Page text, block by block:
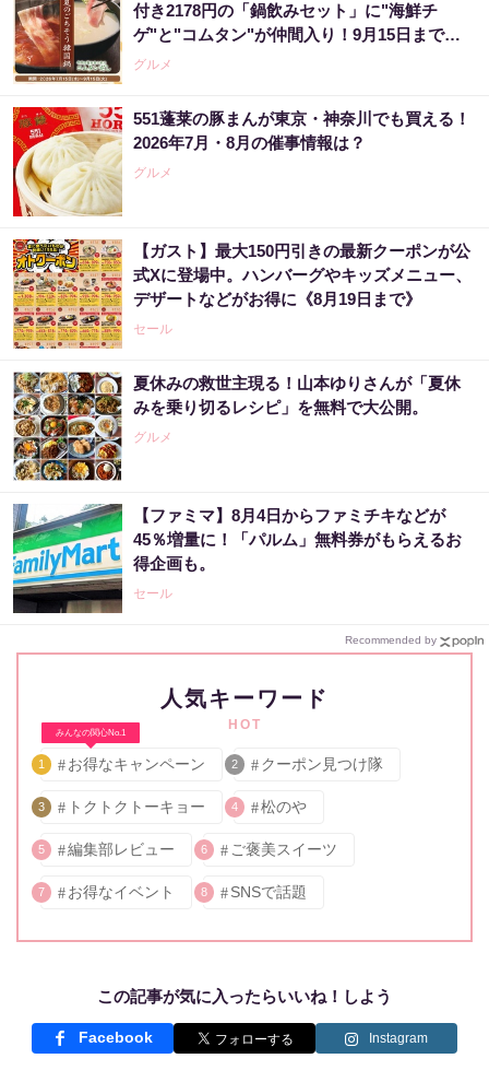
付き2178円の「鍋飲みセット」に"海鮮チ
ゲ"と"コムタン"が仲間入り！9月15日までの
夏限定。
グルメ
551蓬莱の豚まんが東京・神奈川でも買える！
2026年7月・8月の催事情報は？
グルメ
【ガスト】最大150円引きの最新クーポンが公
式Xに登場中。ハンバーグやキッズメニュー、
デザートなどがお得に《8月19日まで》
セール
夏休みの救世主現る！山本ゆりさんが「夏休
みを乗り切るレシピ」を無料で大公開。
グルメ
【ファミマ】8月4日からファミチキなどが
45％増量に！「パルム」無料券がもらえるお
得企画も。
セール
Recommended by
人気キーワード
HOT
みんなの関心No.1
1 お得なキャンペーン 2 クーポン見つけ隊
3 トクトクトーキョー 4 松のや
5 編集部レビュー 6 ご褒美スイーツ
7 お得なイベント 8 SNSで話題
この記事が気に入ったらいいね！しよう
Facebook Instagram